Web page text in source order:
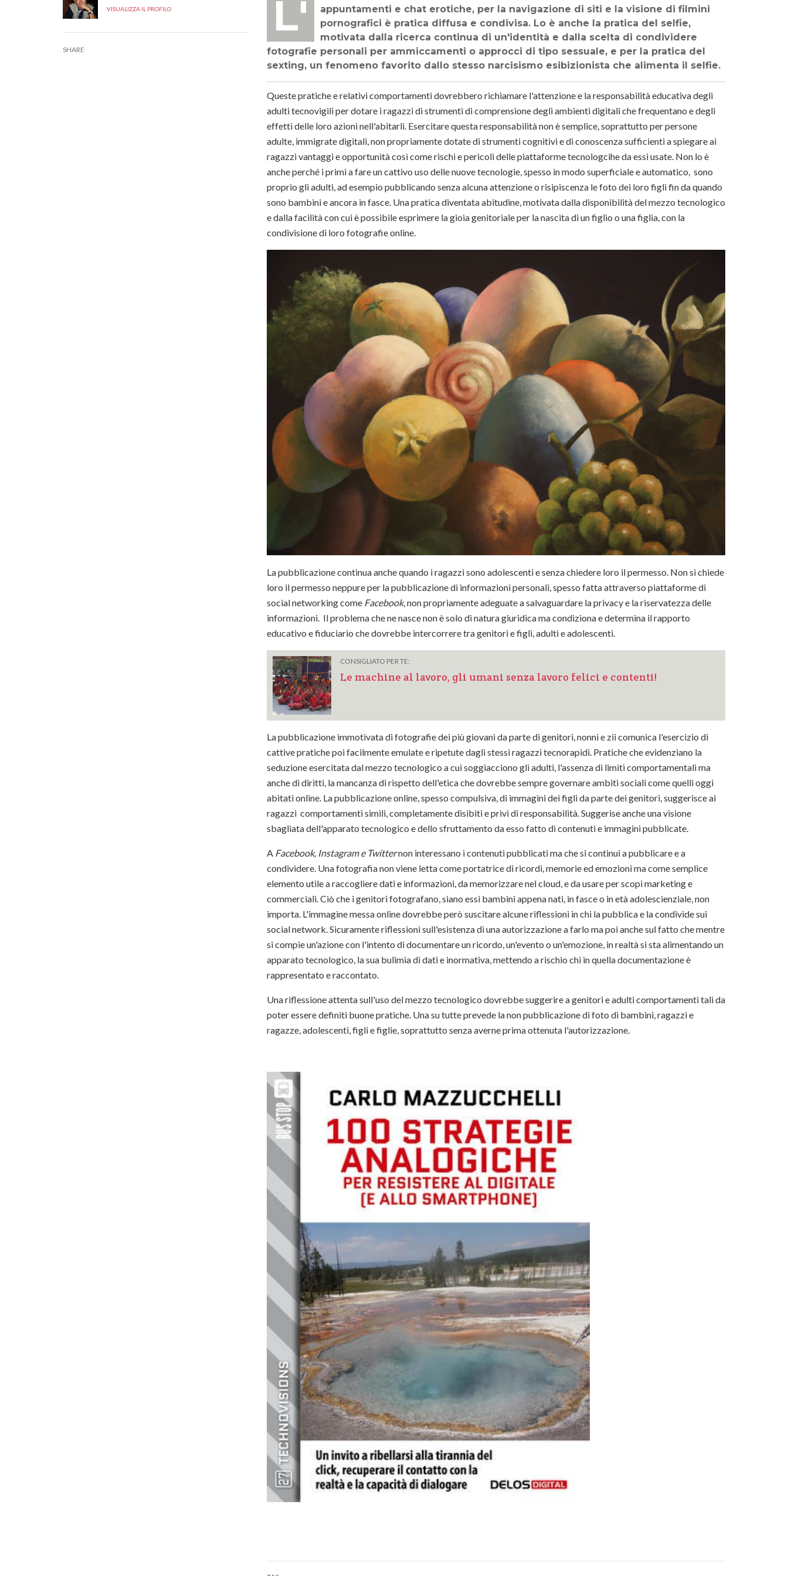
VISUALIZZA IL PROFILO
SHARE
L'uso e abuso delle piattaforme tecnologiche da parte degli adolescenti per
appuntamenti e chat erotiche, per la navigazione di siti e la visione di filmini
pornografici è pratica diffusa e condivisa. Lo è anche la pratica del selfie,
motivata dalla ricerca continua di un'identità e dalla scelta di condividere
fotografie personali per ammiccamenti o approcci di tipo sessuale, e per la pratica del
sexting, un fenomeno favorito dallo stesso narcisismo esibizionista che alimenta il selfie.
Queste pratiche e relativi comportamenti dovrebbero richiamare l'attenzione e la responsabilità educativa degli
adulti tecnovigili per dotare i ragazzi di strumenti di comprensione degli ambienti digitali che frequentano e degli
effetti delle loro azioni nell'abitarli. Esercitare questa responsabilità non è semplice, soprattutto per persone
adulte, immigrate digitali, non propriamente dotate di strumenti cognitivi e di conoscenza sufficienti a spiegare ai
ragazzi vantaggi e opportunità così come rischi e pericoli delle piattaforme tecnologcihe da essi usate. Non lo è
anche perché i primi a fare un cattivo uso delle nuove tecnologie, spesso in modo superficiale e automatico, sono
proprio gli adulti, ad esempio pubblicando senza alcuna attenzione o risipiscenza le foto dei loro figli fin da quando
sono bambini e ancora in fasce. Una pratica diventata abitudine, motivata dalla disponibilità del mezzo tecnologico
e dalla facilità con cui è possibile esprimere la gioia genitoriale per la nascita di un figlio o una figlia, con la
condivisione di loro fotografie online.
La pubblicazione continua anche quando i ragazzi sono adolescenti e senza chiedere loro il permesso. Non si chiede
loro il permesso neppure per la pubblicazione di informazioni personali, spesso fatta attraverso piattaforme di
social networking come Facebook, non propriamente adeguate a salvaguardare la privacy e la riservatezza delle
informazioni. Il problema che ne nasce non è solo di natura giuridica ma condiziona e determina il rapporto
educativo e fiduciario che dovrebbe intercorrere tra genitori e figli, adulti e adolescenti.
CONSIGLIATO PER TE:
Le machine al lavoro, gli umani senza lavoro felici e contenti!
La pubblicazione immotivata di fotografie dei più giovani da parte di genitori, nonni e zii comunica l'esercizio di
cattive pratiche poi facilmente emulate e ripetute dagli stessi ragazzi tecnorapidi. Pratiche che evidenziano la
seduzione esercitata dal mezzo tecnologico a cui soggiacciono gli adulti, l'assenza di limiti comportamentali ma
anche di diritti, la mancanza di rispetto dell'etica che dovrebbe sempre governare ambiti sociali come quelli oggi
abitati online. La pubblicazione online, spesso compulsiva, di immagini dei figli da parte dei genitori, suggerisce ai
ragazzi comportamenti simili, completamente disibiti e privi di responsabilità. Suggerise anche una visione
sbagliata dell'apparato tecnologico e dello sfruttamento da esso fatto di contenuti e immagini pubblicate.
A Facebook, Instagram e Twitternon interessano i contenuti pubblicati ma che si continui a pubblicare e a
condividere. Una fotografia non viene letta come portatrice di ricordi, memorie ed emozioni ma come semplice
elemento utile a raccogliere dati e informazioni, da memorizzare nel cloud, e da usare per scopi marketing e
commerciali. Ciò che i genitori fotografano, siano essi bambini appena nati, in fasce o in età adolescienziale, non
importa. L'immagine messa online dovrebbe però suscitare alcune riflessioni in chi la pubblica e la condivide sui
social network. Sicuramente riflessioni sull'esistenza di una autorizzazione a farlo ma poi anche sul fatto che mentre
si compie un'azione con l'intento di documentare un ricordo, un'evento o un'emozione, in realtà si sta alimentando un
apparato tecnologico, la sua bulimia di dati e inormativa, mettendo a rischio chi in quella documentazione è
rappresentato e raccontato.
Una riflessione attenta sull'uso del mezzo tecnologico dovrebbe suggerire a genitori e adulti comportamenti tali da
poter essere definiti buone pratiche. Una su tutte prevede la non pubblicazione di foto di bambini, ragazzi e
ragazze, adolescenti, figli e figlie, soprattutto senza averne prima ottenuta l'autorizzazione.